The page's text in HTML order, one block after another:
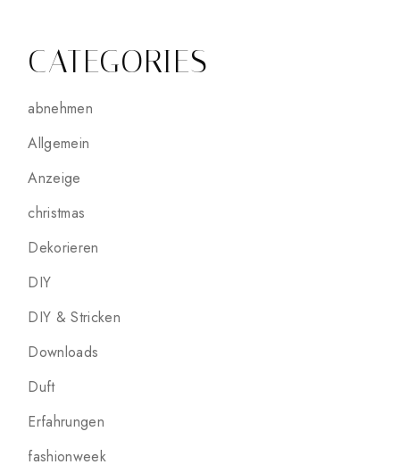
CATEGORIES
abnehmen
Allgemein
Anzeige
christmas
Dekorieren
DIY
DIY & Stricken
Downloads
Duft
Erfahrungen
fashionweek